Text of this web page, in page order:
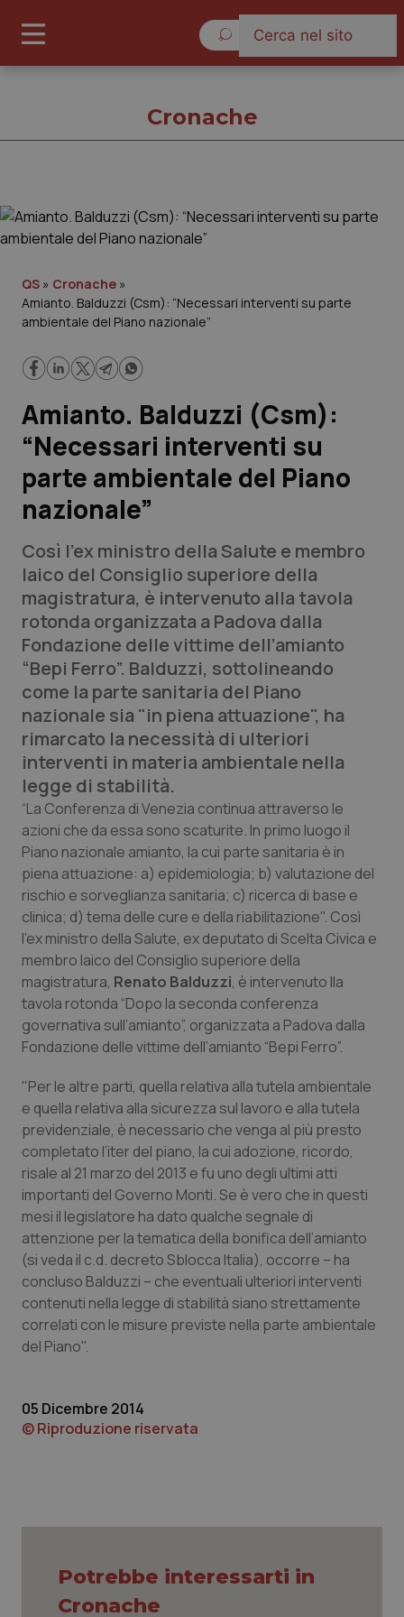
Governo e Parlamento
Regioni e Asl
Lavoro e Professioni
Scienza e Farmaci
Studi e Analisi
Lettere al direttore
Edizioni Regionali
QS Pro
Professionisti Sanitari.AI
Abruzzo
Basilicata
Calabria
Campania
Emilia-Romagna
Friuli Venezia Giulia
Lazio
Liguria
Lombardia
Marche
Molise
Piemonte
Provincia Autonoma di Bolzano
Provincia Autonoma di Trento
Sardegna
Toscana
Umbria
QS Pro Gold
Artrite & artrosi
Asma & BPCO
Car-T
Colesterolo & coronaropatie
Dermatite Atopica
Diabete & glucometri
Disturbi dell’umore
Dolore
Donna & Salute
Epatiti
HIV
Infezioni & Febbre
Ipertensione & Scompenso
Malattia di Crohn & Rettocolite Ulcerosa
Obesità
Oftalmologia
QS Club Newsletter
Cronache
QS » Cronache »
Amianto. Balduzzi (Csm): “Necessari interventi su parte
ambientale del Piano nazionale”
Amianto. Balduzzi (Csm):
“Necessari interventi su
parte ambientale del Piano
nazionale”
Così l'ex ministro della Salute e membro
laico del Consiglio superiore della
magistratura, è intervenuto alla tavola
rotonda organizzata a Padova dalla
Fondazione delle vittime dell’amianto
“Bepi Ferro”. Balduzzi, sottolineando
come la parte sanitaria del Piano
nazionale sia "in piena attuazione", ha
rimarcato la necessità di ulteriori
interventi in materia ambientale nella
legge di stabilità.
“La Conferenza di Venezia continua attraverso le
azioni che da essa sono scaturite. In primo luogo il
Piano nazionale amianto, la cui parte sanitaria è in
piena attuazione: a) epidemiologia; b) valutazione del
rischio e sorveglianza sanitaria; c) ricerca di base e
clinica; d) tema delle cure e della riabilitazione". Così
l'ex ministro della Salute, ex deputato di Scelta Civica e
membro laico del Consiglio superiore della
magistratura, Renato Balduzzi, è intervenuto lla
tavola rotonda “Dopo la seconda conferenza
governativa sull’amianto”, organizzata a Padova dalla
Fondazione delle vittime dell’amianto “Bepi Ferro”.
"Per le altre parti, quella relativa alla tutela ambientale
e quella relativa alla sicurezza sul lavoro e alla tutela
previdenziale, è necessario che venga al più presto
completato l’iter del piano, la cui adozione, ricordo,
risale al 21 marzo del 2013 e fu uno degli ultimi atti
importanti del Governo Monti. Se è vero che in questi
mesi il legislatore ha dato qualche segnale di
attenzione per la tematica della bonifica dell’amianto
(si veda il c.d. decreto Sblocca Italia), occorre – ha
concluso Balduzzi – che eventuali ulteriori interventi
contenuti nella legge di stabilità siano strettamente
correlati con le misure previste nella parte ambientale
del Piano".
05 Dicembre 2014
© Riproduzione riservata
Potrebbe interessarti in
Cronache